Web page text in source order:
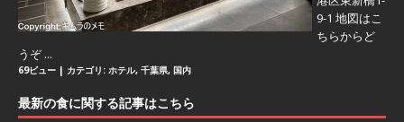
9-1 地図はこ
ちらからど
うぞ ...
69ビュー | カテゴリ: ホテル, 千葉県, 国内
最新の食に関する記事はこちら